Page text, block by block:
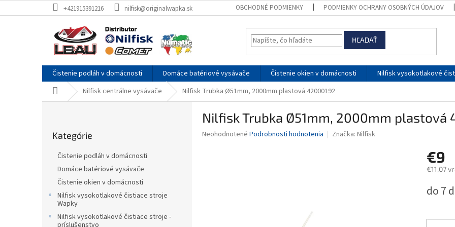
na
+421915391216 nilfisk@originalwapka.sk OBCHODNÉ PODMIENKY PODMIENKY OCHRANY OSOBNÝCH ÚDAJOV
HĽADAŤ
Čistenie podláh v domácnosti Domáce batériové vysávače Čistenie okien v domácnosti Nilfisk vysokotlakové
DomovNilfisk centrálne vysávače Nilfisk Trubka Ø51mm, 2000mm plastová 42000192
kategórie
Kategórie
Čistenie podláh v domácnosti
Domáce batériové vysávače
Čistenie okien v domácnosti
Nilfisk vysokotlakové čistiace stroje
Wapky
Nilfisk vysokotlakové čistiace stroje -
príslušenstvo
Nilfisk Trubka Ø51mm, 2000mm plastová
Priemerné
Neohodnotené Podrobnosti hodnotenia Značka: Nilfisk
€9
€11,07
cena:
do 7